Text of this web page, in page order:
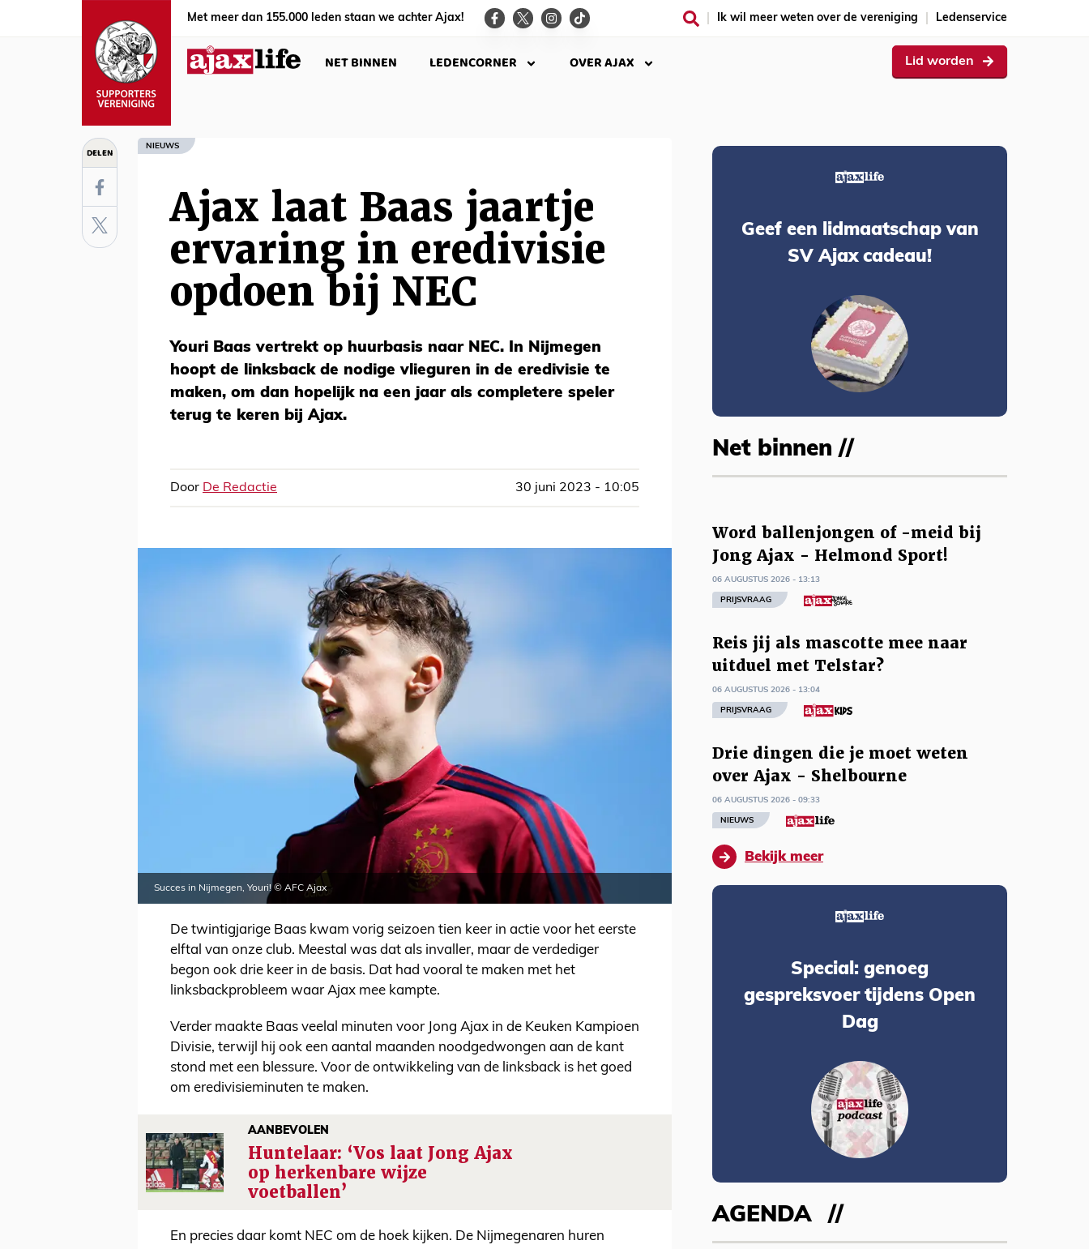
Met meer dan 155.000 leden staan we achter Ajax! Ik wil meer weten over de vereniging Ledenservice
NET BINNEN LEDENCORNER OVER AJAX Lid worden
DELEN NIEUWS
Ajax laat Baas jaartje
ervaring in eredivisie
opdoen bij NEC
Youri Baas vertrekt op huurbasis naar NEC. In Nijmegen
hoopt de linksback de nodige vlieguren in de eredivisie te
maken, om dan hopelijk na een jaar als completere speler
terug te keren bij Ajax.
Door De Redactie 30 juni 2023 - 10:05
Succes in Nijmegen, Youri! © AFC Ajax
De twintigjarige Baas kwam vorig seizoen tien keer in actie voor het eerste
elftal van onze club. Meestal was dat als invaller, maar de verdediger
begon ook drie keer in de basis. Dat had vooral te maken met het
linksbackprobleem waar Ajax mee kampte.
Verder maakte Baas veelal minuten voor Jong Ajax in de Keuken Kampioen
Divisie, terwijl hij ook een aantal maanden noodgedwongen aan de kant
stond met een blessure. Voor de ontwikkeling van de linksback is het goed
om eredivisieminuten te maken.
AANBEVOLEN
Huntelaar: ‘Vos laat Jong Ajax
op herkenbare wijze
voetballen’
En precies daar komt NEC om de hoek kijken. De Nijmegenaren huren
Geef een lidmaatschap van
SV Ajax cadeau!
Net binnen //
Word ballenjongen of -meid bij
Jong Ajax - Helmond Sport!
06 AUGUSTUS 2026 - 13:13
PRIJSVRAAG
Reis jij als mascotte mee naar
uitduel met Telstar?
06 AUGUSTUS 2026 - 13:04
PRIJSVRAAG
Drie dingen die je moet weten
over Ajax - Shelbourne
06 AUGUSTUS 2026 - 09:33
NIEUWS
Bekijk meer
Special: genoeg
gespreksvoer tijdens Open
Dag
AGENDA